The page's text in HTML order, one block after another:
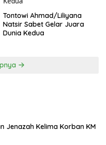
Tontowi Ahmad/Liliyana
Natsir Sabet Gelar Juara
Dunia Kedua
Jenazah Kelima Korban KM